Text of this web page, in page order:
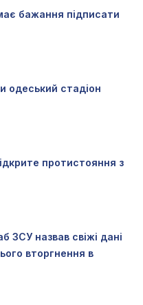
бажання підписати
одеський стадіон
протистояння з
ЗСУ назвав свіжі дані
вторгнення в